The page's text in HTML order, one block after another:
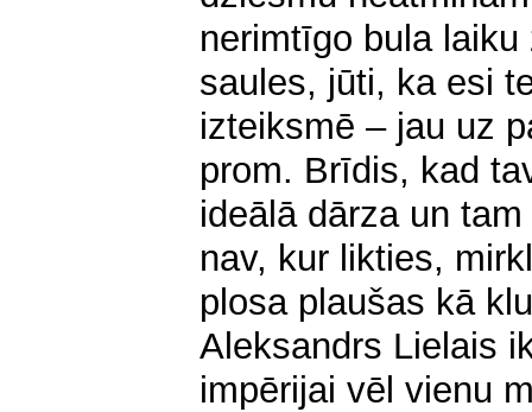
nerimtīgo bula
saules, jūti, ka esi
izteiksmē – jau uz
prom. Brīdis, kad
ideālā dārza un
nav, kur likties,
plosa plaušas kā
Aleksandrs Lielais
impērijai vēl vienu